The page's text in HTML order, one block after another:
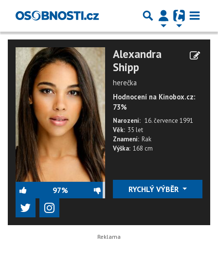
97%
Alexandra
Shipp
herečka
Hodnocení na Kinobox.cz:
73%
Narození: 16. července 1991
Věk: 35 let
Znamení: Rak
Výška: 168 cm
RYCHLÝ VÝBĚR